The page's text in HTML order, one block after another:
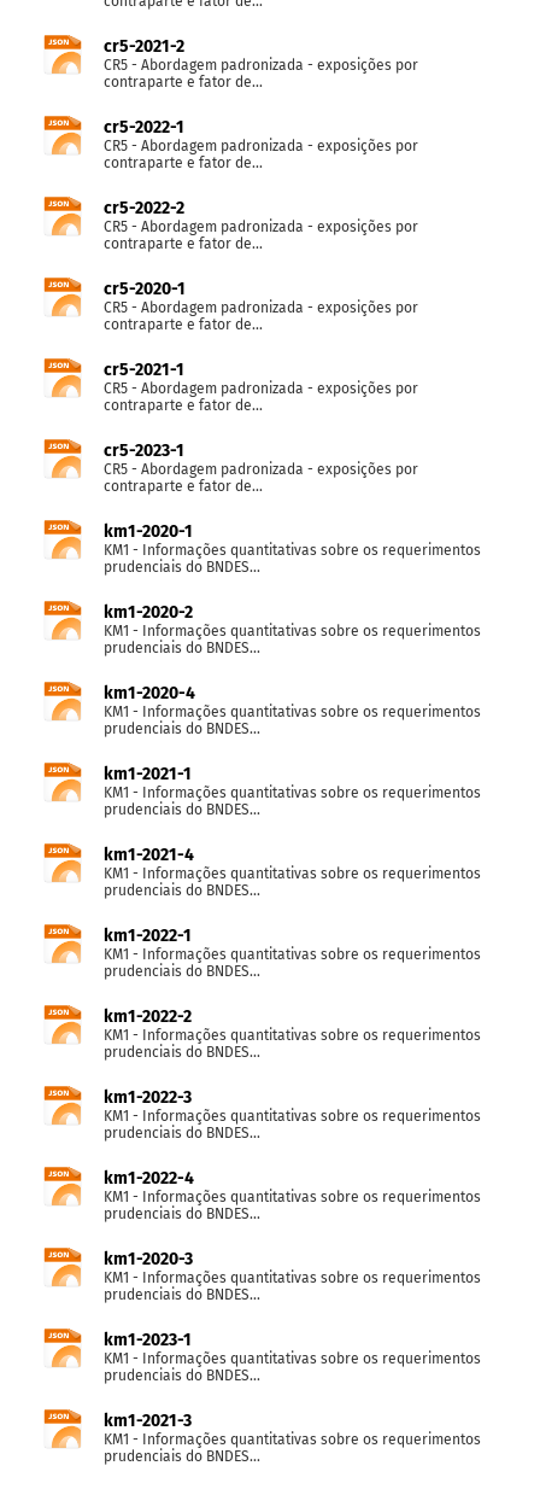
cr5-2021-2
CR5 - Abordagem padronizada - exposições por
contraparte e fator de...
cr5-2022-1
CR5 - Abordagem padronizada - exposições por
contraparte e fator de...
cr5-2022-2
CR5 - Abordagem padronizada - exposições por
contraparte e fator de...
cr5-2020-1
CR5 - Abordagem padronizada - exposições por
contraparte e fator de...
cr5-2021-1
CR5 - Abordagem padronizada - exposições por
contraparte e fator de...
cr5-2023-1
CR5 - Abordagem padronizada - exposições por
contraparte e fator de...
km1-2020-1
KM1 - Informações quantitativas sobre os requerimentos
prudenciais do BNDES...
km1-2020-2
KM1 - Informações quantitativas sobre os requerimentos
prudenciais do BNDES...
km1-2020-4
KM1 - Informações quantitativas sobre os requerimentos
prudenciais do BNDES...
km1-2021-1
KM1 - Informações quantitativas sobre os requerimentos
prudenciais do BNDES...
km1-2021-4
KM1 - Informações quantitativas sobre os requerimentos
prudenciais do BNDES...
km1-2022-1
KM1 - Informações quantitativas sobre os requerimentos
prudenciais do BNDES...
km1-2022-2
KM1 - Informações quantitativas sobre os requerimentos
prudenciais do BNDES...
km1-2022-3
KM1 - Informações quantitativas sobre os requerimentos
prudenciais do BNDES...
km1-2022-4
KM1 - Informações quantitativas sobre os requerimentos
prudenciais do BNDES...
km1-2020-3
KM1 - Informações quantitativas sobre os requerimentos
prudenciais do BNDES...
km1-2023-1
KM1 - Informações quantitativas sobre os requerimentos
prudenciais do BNDES...
km1-2021-3
KM1 - Informações quantitativas sobre os requerimentos
prudenciais do BNDES...